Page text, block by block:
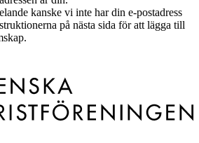
kanske vi inte har din e-postadress
på nästa sida för att lägga till